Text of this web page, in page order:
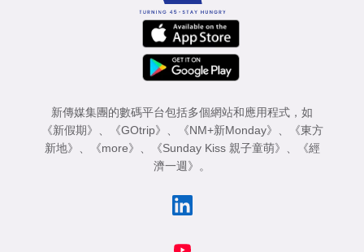
新傳媒集團的數碼平台包括多個網站和應用程式，如
《新假期》
《GOtrip》 《NM+新Monday》
《東方
新地》
《more》 《Sunday Kiss 親子童萌》
《經
濟一週》
。